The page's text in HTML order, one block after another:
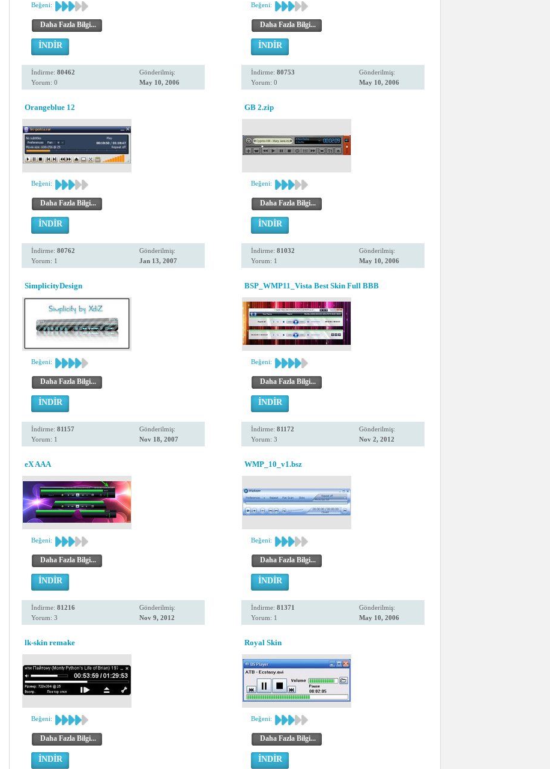
Beğeni:
Daha Fazla Bilgi...
İNDİR
İndirme: 80462
Yorum: 0
Gönderilmiş:
May 10, 2006
Beğeni:
Daha Fazla Bilgi...
İNDİR
İndirme: 80753
Yorum: 0
Gönderilmiş:
May 10, 2006
Orangeblue 12
Beğeni:
Daha Fazla Bilgi...
İNDİR
İndirme: 80762
Yorum: 1
Gönderilmiş:
Jan 13, 2007
GB 2.zip
Beğeni:
Daha Fazla Bilgi...
İNDİR
İndirme: 81032
Yorum: 1
Gönderilmiş:
May 10, 2006
SimplicityDesign
Beğeni:
Daha Fazla Bilgi...
İNDİR
İndirme: 81157
Yorum: 1
Gönderilmiş:
Nov 18, 2007
BSP_WMP11_Vista Best Skin Full BBB
Beğeni:
Daha Fazla Bilgi...
İNDİR
İndirme: 81172
Yorum: 3
Gönderilmiş:
Nov 2, 2012
eX AAA
Beğeni:
Daha Fazla Bilgi...
İNDİR
İndirme: 81216
Yorum: 3
Gönderilmiş:
Nov 9, 2012
WMP_10_v1.bsz
Beğeni:
Daha Fazla Bilgi...
İNDİR
İndirme: 81371
Yorum: 1
Gönderilmiş:
May 10, 2006
lk-skin remake
Beğeni:
Daha Fazla Bilgi...
İNDİR
Royal Skin
Beğeni:
Daha Fazla Bilgi...
İNDİR